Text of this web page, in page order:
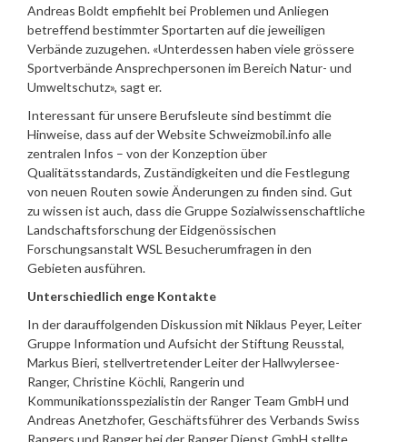
Andreas Boldt empfiehlt bei Problemen und Anliegen
betreffend bestimmter Sportarten auf die jeweiligen
Verbände zuzugehen. «Unterdessen haben viele grössere
Sportverbände Ansprechpersonen im Bereich Natur- und
Umweltschutz», sagt er.
Interessant für unsere Berufsleute sind bestimmt die
Hinweise, dass auf der Website Schweizmobil.info alle
zentralen Infos – von der Konzeption über
Qualitätsstandards, Zuständigkeiten und die Festlegung
von neuen Routen sowie Änderungen zu finden sind. Gut
zu wissen ist auch, dass die Gruppe Sozialwissenschaftliche
Landschaftsforschung der Eidgenössischen
Forschungsanstalt WSL Besucherumfragen in den
Gebieten ausführen.
Unterschiedlich enge Kontakte
In der darauffolgenden Diskussion mit Niklaus Peyer, Leiter
Gruppe Information und Aufsicht der Stiftung Reusstal,
Markus Bieri, stellvertretender Leiter der Hallwylersee-
Ranger, Christine Köchli, Rangerin und
Kommunikationsspezialistin der Ranger Team GmbH und
Andreas Anetzhofer, Geschäftsführer des Verbands Swiss
Rangers und Ranger bei der Ranger Dienst GmbH stellte